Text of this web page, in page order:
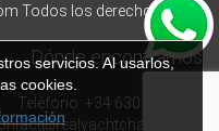
Todos los derechos
Dónde encontrarnos
Teléfono: +34 630 65 94 59
servicios. Al usarlos,
cookies.